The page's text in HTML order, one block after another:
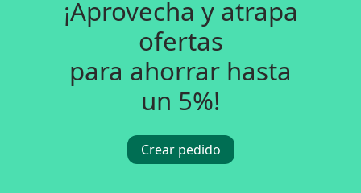
¡Aprovecha y atrapa
ofertas
para ahorrar hasta
un 5%!
Crear pedido